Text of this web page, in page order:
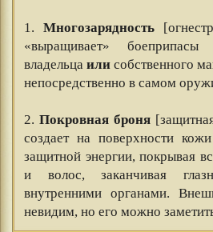
1. Многозарядность
«выращивает»
владельца или собственного
непосредственно в самом
2. Покровная броня
создает на поверхности
защитной энергии, покрывая
и волос, заканчивая
внутренними органами.
невидим, но его можно